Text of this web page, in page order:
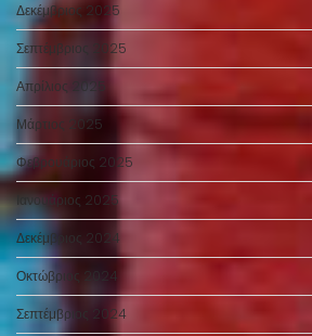
Δεκέμβριος 2025
Σεπτέμβριος 2025
Απρίλιος 2025
Μάρτιος 2025
Φεβρουάριος 2025
Ιανουάριος 2025
Δεκέμβριος 2024
Οκτώβριος 2024
Σεπτέμβριος 2024